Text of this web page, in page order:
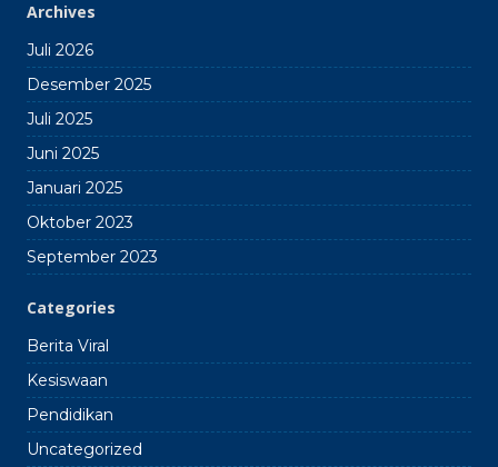
Archives
Juli 2026
Desember 2025
Juli 2025
Juni 2025
Januari 2025
Oktober 2023
September 2023
Categories
Berita Viral
Kesiswaan
Pendidikan
Uncategorized